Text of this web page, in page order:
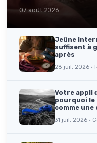
07 août 2026
Jeûne
suffisent à
après
28 juil. 2026 ·
Votre appli
pourquoi le
comme
31 juil. 2026 ·